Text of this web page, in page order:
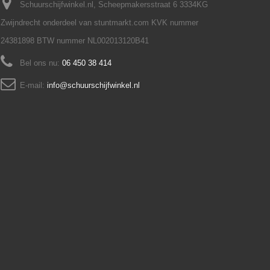
Schuurschijfwinkel.nl, Scheepmakersstraat 6 3334KG
Zwijndrecht onderdeel van stuntmarkt.com KVK nummer
24381898 BTW nummer NL002013120B41
Bel ons nu: 06 450 38 414
E-mail: info@schuurschijfwinkel.nl